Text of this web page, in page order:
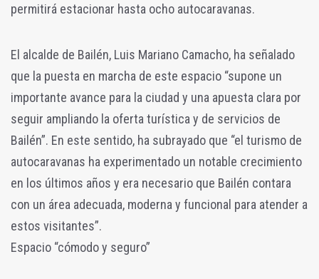
permitirá estacionar hasta ocho autocaravanas.
El alcalde de Bailén, Luis Mariano Camacho, ha señalado
que la puesta en marcha de este espacio “supone un
importante avance para la ciudad y una apuesta clara por
seguir ampliando la oferta turística y de servicios de
Bailén”. En este sentido, ha subrayado que “el turismo de
autocaravanas ha experimentado un notable crecimiento
en los últimos años y era necesario que Bailén contara
con un área adecuada, moderna y funcional para atender a
estos visitantes”.
Espacio “cómodo y seguro”